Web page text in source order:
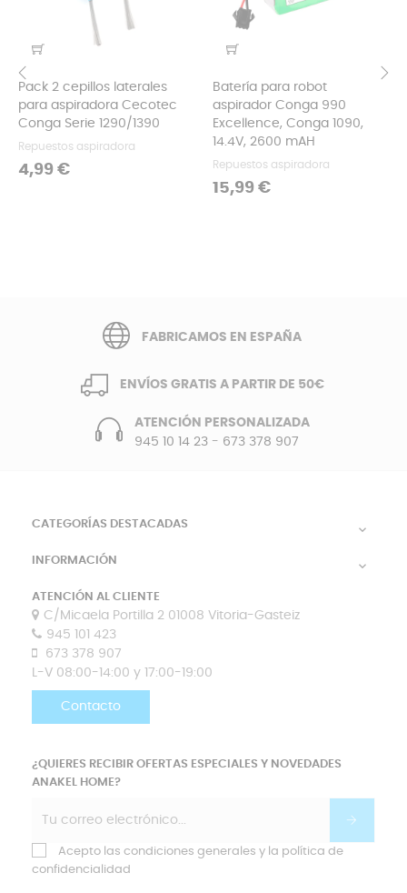
Pack 2 cepillos laterales
para aspiradora Cecotec
Conga Serie 1290/1390
Repuestos aspiradora
Precio
4,99 €
Batería para robot
aspirador Conga 990
Excellence, Conga 1090,
14.4V, 2600 mAH
Repuestos aspiradora
Precio
15,99 €
‹
FABRICAMOS EN ESPAÑA
ENVÍOS GRATIS A PARTIR DE 50€
ATENCIÓN PERSONALIZADA
945 10 14 23- 673 378 907
CATEGORÍAS DESTACADAS 
INFORMACIÓN 
ATENCIÓN AL CLIENTE
C/Micaela Portilla 2 01008 Vitoria-Gasteiz
945 101 423
673 378 907
L-V 08:00-14:00 y 17:00-19:00
Contacto
¿QUIERES RECIBIR OFERTAS ESPECIALES Y NOVEDADES
ANAKEL HOME?
Acepto las condiciones generales y la política de
confidencialidad